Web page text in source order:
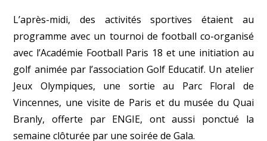
L’après-midi, des activités sportives étaient au
programme avec un tournoi de football co-organisé
avec l’Académie Football Paris 18 et une initiation au
golf animée par l’association Golf Educatif. Un atelier
Jeux Olympiques, une sortie au Parc Floral de
Vincennes, une visite de Paris et du musée du Quai
Branly, offerte par ENGIE, ont aussi ponctué la
semaine clôturée par une soirée de Gala.